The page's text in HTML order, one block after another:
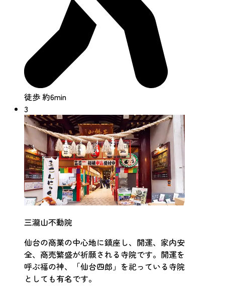
徒歩 約6min
3
三瀧山不動院
仙台の商業の中心地に鎮座し、開運、家内安
全、商売繁盛が祈願される寺院です。開運を
呼ぶ福の神、「仙台四郎」を祀っている寺院
としても有名です。